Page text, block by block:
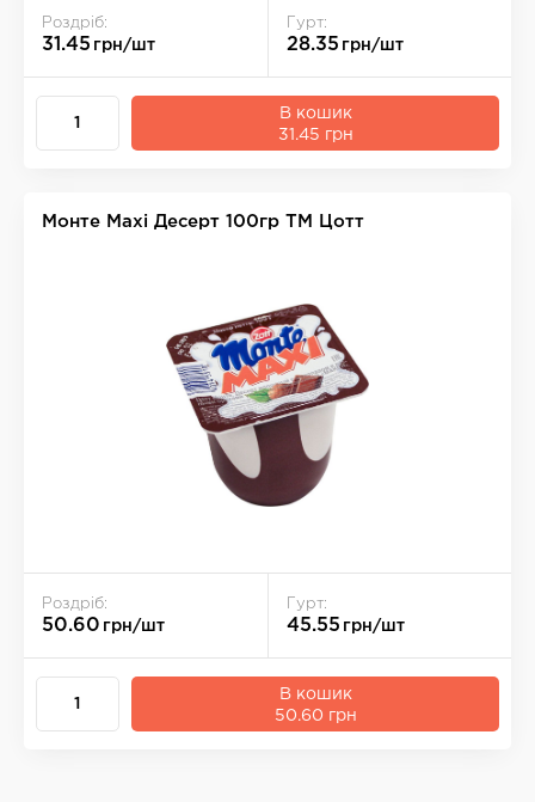
Роздріб:
31.45 грн/шт
Гурт:
28.35 грн/шт
В кошик
31.45 грн
Монте Maxi Десерт 100гр ТМ Цотт
Роздріб:
50.60 грн/шт
Гурт:
45.55 грн/шт
В кошик
50.60 грн